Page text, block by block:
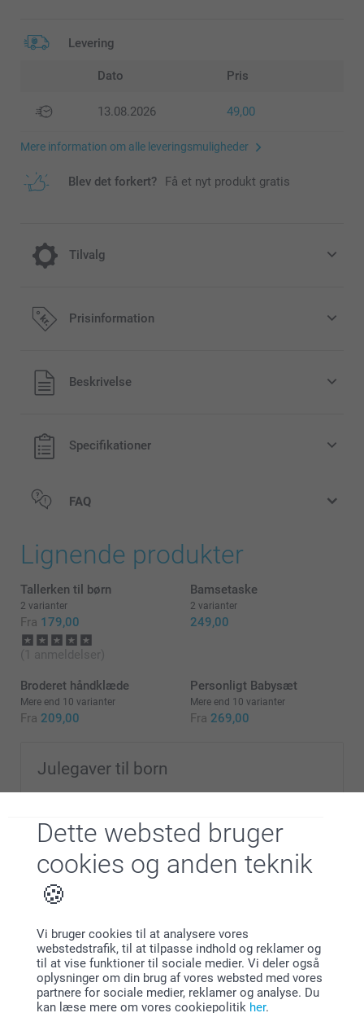
Dette websted bruger
cookies og anden teknik
Vi bruger cookies til at analysere vores
webstedstrafik, til at tilpasse indhold og reklamer og
til at vise funktioner til sociale medier. Vi deler også
oplysninger om din brug af vores websted med vores
partnere for sociale medier, reklamer og analyse. Du
kan læse mere om vores cookiepolitik her.
Levering
Dato Pris
13.08.2026 49,00
Mere information om alle leveringsmuligheder
Blev det forkert? Få et nyt produkt gratis
Tilvalg
Tilføj en Miffy-sparegris til din ordre
Let at gøre ren, lavet af støvafvisende, ubrydelig PVC fri
fra phtalater
Prisinformation
Alle priser inklusive moms og uden
forsendelsesomkostninger
Beskrivelse
Specifikationer
FAQ
Lignende produkter
Tallerken til børn
2 varianter
Fra 179,00
(1 anmeldelser)
Bamsetaske
2 varianter
249,00
Broderet håndklæde
Mere end 10 varianter
Fra 209,00
Personligt Babysæt
Mere end 10 varianter
Fra 269,00
Julegaver til born
julegaver, er helt enkelt uvurderligt. På Smartphoto
finder du et stort udvalg af unikke og personlige
julegaver til både drenge og piger, der sikkert vil
hoppe af glæde.
Hvorforsmartphoto?